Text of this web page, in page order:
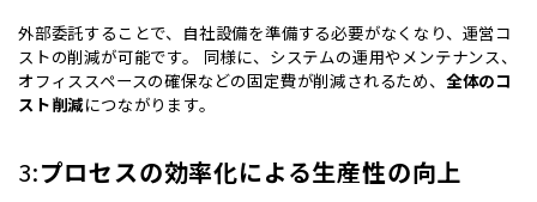
外部委託することで、自社設備を準備する必要がなくなり、運営コ
ストの削減が可能です。 同様に、システムの運用やメンテナンス、
オフィススペースの確保などの固定費が削減されるため、 全体のコ
スト削減につながります。
3:プロセスの効率化による生産性の向上